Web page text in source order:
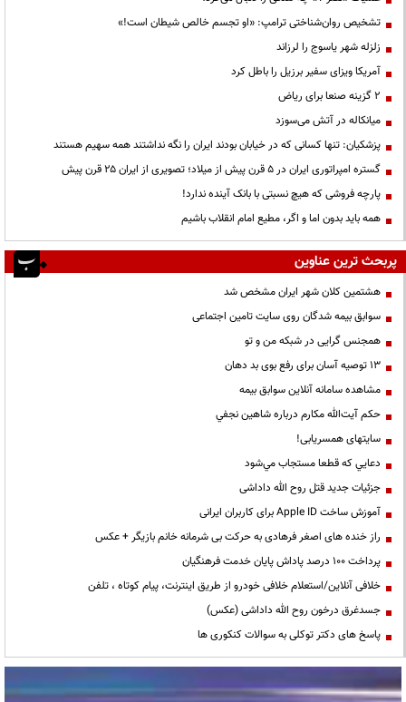
تشخیص روان‌شناختی ترامپ: «او تجسم خالص شیطان است!»
زلزله شهر یاسوج را لرزاند
آمریکا ویزای سفیر برزیل را باطل کرد
۲ گزینه صنعا برای ریاض
میانکاله در آتش می‌سوزد
پزشکیان: تنها کسانی که در خیابان بودند ایران را نگه نداشتند همه سهیم هستند
گستره امپراتوری ایران در ۵ قرن پیش از میلاد؛ تصویری از ایران ۲۵ قرن پیش
پارچه فروشی که هیچ نسبتی با بانک آینده ندارد!
همه باید بدون اما و اگر، مطیع امام انقلاب باشیم
پربحث ترین عناوین
هشتمین کلان شهر ایران مشخص شد
سوابق بیمه شدگان روی سایت تامین اجتماعی
همجنس گرایی در شبکه من و تو
13 توصیه آسان برای رفع بوی بد دهان
مشاهده سامانه آنلاين سوابق بیمه
حكم آيت‌الله مكارم درباره شاهين نجفي
سایتهای همسریابی!
دعايي كه قطعا مستجاب مي‌شود
جزئیات جدید قتل روح الله داداشی
آموزش ساخت Apple ID برای کاربران ایرانی
راز خنده های اصغر فرهادی به حرکت بی شرمانه خانم بازیگر + عکس
پرداخت ۱۰۰ درصد پاداش پایان خدمت فرهنگیان
خلافی آنلاین/استعلام خلافی خودرو از طریق اینترنت، پیام کوتاه ، تلفن
جسدغرق درخون روح الله داداشی (عکس)
پاسخ های دکتر توکلی به سوالات کنکوری ها